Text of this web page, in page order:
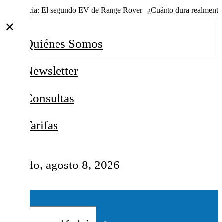
Es noticia: El segundo EV de Range Rover ¿Cuánto dura
Quiénes Somos
Newsletter
Consultas
Tarifas
sábado, agosto 8, 2026
✕